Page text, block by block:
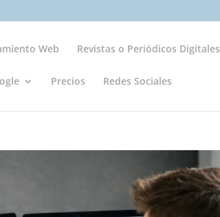
Web Revistas o Periódicos Digitales
Precios Redes Sociales